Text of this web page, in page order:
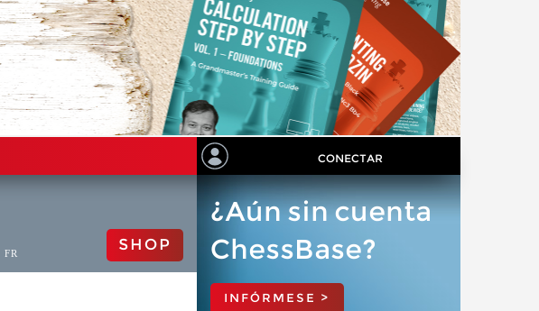
CONECTAR
FR SHOP
¿Aún sin cuenta
ChessBase?
INFÓRMESE >